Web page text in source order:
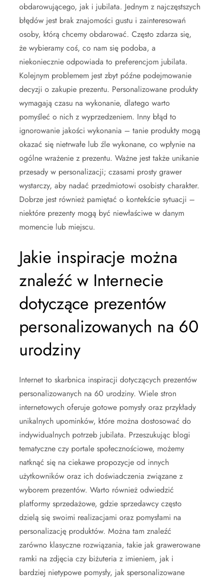
obdarowującego, jak i jubilata. Jednym z najczęstszych
błędów jest brak znajomości gustu i zainteresowań
osoby, którą chcemy obdarować. Często zdarza się,
że wybieramy coś, co nam się podoba, a
niekoniecznie odpowiada to preferencjom jubilata.
Kolejnym problemem jest zbyt późne podejmowanie
decyzji o zakupie prezentu. Personalizowane produkty
wymagają czasu na wykonanie, dlatego warto
pomyśleć o nich z wyprzedzeniem. Inny błąd to
ignorowanie jakości wykonania – tanie produkty mogą
okazać się nietrwałe lub źle wykonane, co wpłynie na
ogólne wrażenie z prezentu. Ważne jest także unikanie
przesady w personalizacji; czasami prosty grawer
wystarczy, aby nadać przedmiotowi osobisty charakter.
Dobrze jest również pamiętać o kontekście sytuacji –
niektóre prezenty mogą być niewłaściwe w danym
momencie lub miejscu.
Jakie inspiracje można
znaleźć w Internecie
dotyczące prezentów
personalizowanych na 60
urodziny
Internet to skarbnica inspiracji dotyczących prezentów
personalizowanych na 60 urodziny. Wiele stron
internetowych oferuje gotowe pomysły oraz przykłady
unikalnych upominków, które można dostosować do
indywidualnych potrzeb jubilata. Przeszukując blogi
tematyczne czy portale społecznościowe, możemy
natknąć się na ciekawe propozycje od innych
użytkowników oraz ich doświadczenia związane z
wyborem prezentów. Warto również odwiedzić
platformy sprzedażowe, gdzie sprzedawcy często
dzielą się swoimi realizacjami oraz pomysłami na
personalizację produktów. Można tam znaleźć
zarówno klasyczne rozwiązania, takie jak grawerowane
ramki na zdjęcia czy biżuteria z imieniem, jak i
bardziej nietypowe pomysły, jak spersonalizowane